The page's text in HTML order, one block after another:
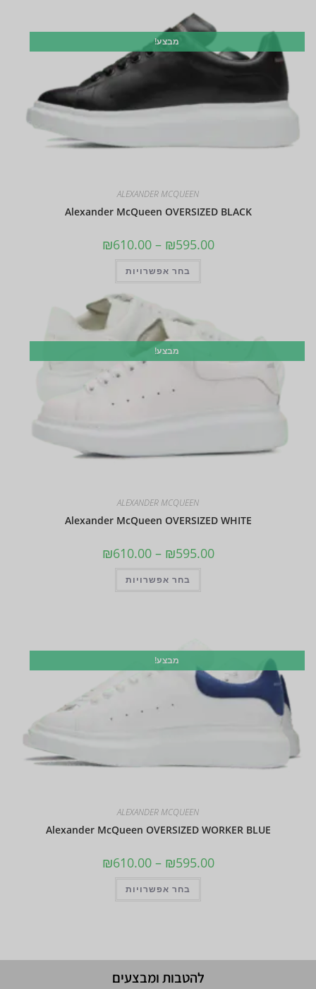
מבצע!
ALEXANDER MCQUEEN
Alexander McQueen OVERSIZED BLACK
₪595.00
–
₪610.00
בחר אפשרויות
מבצע!
ALEXANDER MCQUEEN
Alexander McQueen OVERSIZED WHITE
₪595.00
–
₪610.00
בחר אפשרויות
מבצע!
ALEXANDER MCQUEEN
Alexander McQueen OVERSIZED WORKER BLUE
₪595.00
–
₪610.00
בחר אפשרויות
להטבות ומבצעים